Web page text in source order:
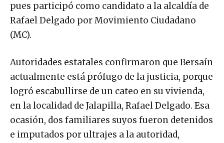
pues participó como candidato a la alcaldía de
Rafael Delgado por Movimiento Ciudadano
(MC).
Autoridades estatales confirmaron que Bersaín
actualmente está prófugo de la justicia, porque
logró escabullirse de un cateo en su vivienda,
en la localidad de Jalapilla, Rafael Delgado. Esa
ocasión, dos familiares suyos fueron detenidos
e imputados por ultrajes a la autoridad,